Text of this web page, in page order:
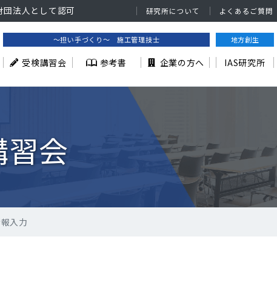
団法人として認可 研究所について よくあるご質問
～担い手づくり～ 施工管理技士
受検講習会 参考書 企業の方へ
地方創生
IAS研究所
会
入力